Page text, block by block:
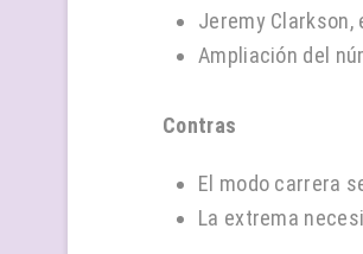
Jeremy
Ampliación del
Contras
El modo carrera
La extrema